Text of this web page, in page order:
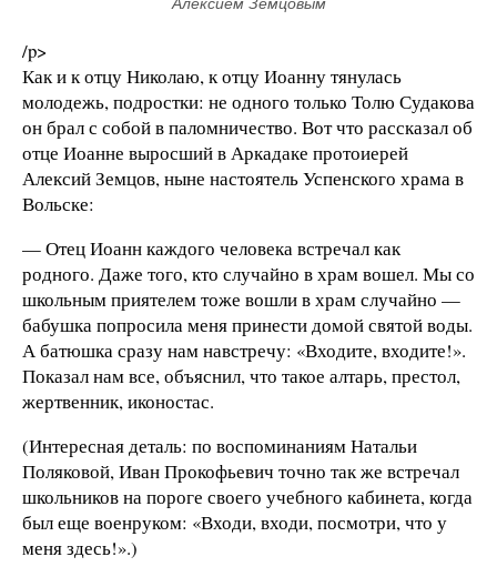
/p>
Как и к отцу Николаю, к отцу Иоанну тянулась
молодежь, подростки: не одного только Толю Судакова
он брал с собой в паломничество. Вот что рассказал об
отце Иоанне выросший в Аркадаке протоиерей
Алексий Земцов, ныне настоятель Успенского храма в
Вольске:
— Отец Иоанн каждого человека встречал как
родного. Даже того, кто случайно в храм вошел. Мы со
школьным приятелем тоже вошли в храм случайно —
бабушка попросила меня принести домой святой воды.
А батюшка сразу нам навстречу: «Входите, входите!».
Показал нам все, объяснил, что такое алтарь, престол,
жертвенник, иконостас.
(Интересная деталь: по воспоминаниям Натальи
Поляковой, Иван Прокофьевич точно так же встречал
школьников на пороге своего учебного кабинета, когда
был еще военруком: «Входи, входи, посмотри, что у
меня здесь!».)